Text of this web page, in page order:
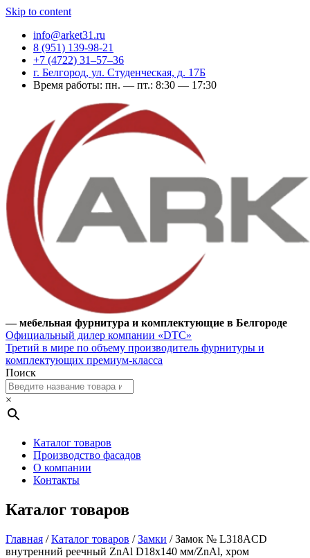
Skip to content
info@arket31.ru
8 (951) 139-98-21
+7 (4722) 31‒57‒36
г. Белгород, ул. Студенческая, д. 17Б
Время работы: пн. — пт.: 8:30 — 17:30
— мебельная фурнитура и комплектующие в Белгороде
Официальный дилер компании «DTC»
Третий в мире по объему производитель фурнитуры и
комплектующих премиум-класса
Поиск
×
Каталог товаров
Производство фасадов
О компании
Контакты
Каталог товаров
Главная /Каталог товаров /Замки / Замок № L318ACD
внутренний реечный ZnAl D18x140 мм/ZnAl, хром